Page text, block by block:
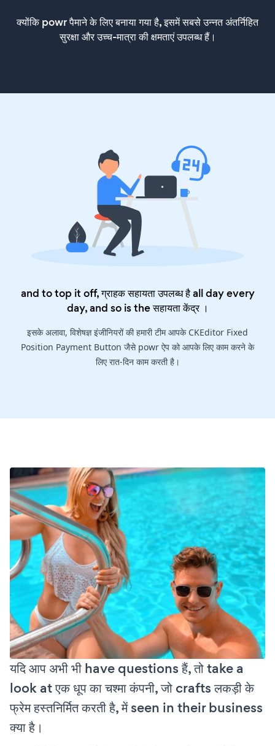
क्योंकि powr पैमाने के लिए बनाया गया है, इसमें सबसे उन्नत अंतर्निहित
सुरक्षा और उच्च-मात्रा की क्षमताएं उपलब्ध हैं।
and to top it off, ग्राहक सहायता उपलब्ध है all day every
day, and so is theसहायता केंद्र।
इसके अलावा, विशेषज्ञ इंजीनियरों की हमारी टीम आपके CKEditor Fixed
Position Payment Button जैसे powr ऐप को आपके लिए काम करने के
लिए रात-दिन काम करती है।
यदि आप अभी भी have questions हैं, तो take a
look at एक धूप का चश्मा कंपनी, जो crafts लकड़ी के
फ्रेम हस्तनिर्मित करती है, में seen in their business
क्या है।